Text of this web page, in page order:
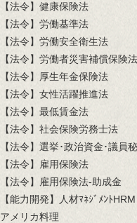
【法令】健康保険法
【法令】労働基準法
【法令】労働安全衛生法
【法令】労働者災害補償保険法
【法令】厚生年金保険法
【法令】女性活躍推進法
【法令】最低賃金法
【法令】社会保険労務士法
【法令】選挙･政治資金･議員
【法令】雇用保険法
【法令】雇用保険法-助成金
【能力開発】人材ﾏﾈｼﾞﾒﾝﾄHRM
アメリカ料理